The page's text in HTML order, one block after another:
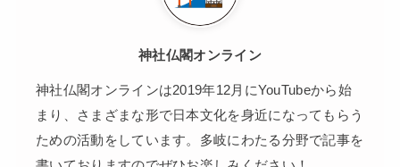
神社仏閣オンライン
神社仏閣オンラインは2019年12月にYouTubeから始
まり、さまざまな形で日本文化を身近になってもらう
ための活動をしています。多岐にわたる分野で記事を